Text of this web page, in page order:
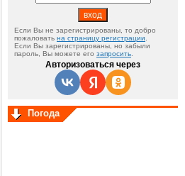
Если Вы не зарегистрированы, то добро
пожаловать на страницу регистрации
Если Вы зарегистрированы, но забыли
пароль, Вы можете его запросить
Авторизоваться через
Погода